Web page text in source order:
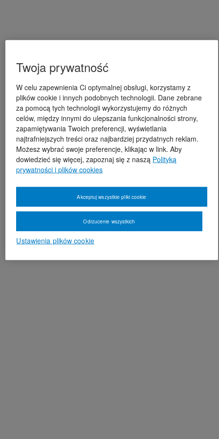
Twoja prywatność
W celu zapewnienia Ci optymalnej obsługi, korzystamy z
plików cookie i innych podobnych technologii. Dane zebrane
za pomocą tych technologii wykorzystujemy do różnych
celów, między innymi do ulepszania funkcjonalności strony,
zapamiętywania Twoich preferencji, wyświetlania
najtrafniejszych treści oraz najbardziej przydatnych reklam.
Możesz wybrać swoje preferencje, klikając w link. Aby
dowiedzieć się więcej, zapoznaj się z naszą Polityką
prywatności i plików cookies
Ustawienia plików cookie
Odrzucenie wszystkich
Akceptuj wszystkie pliki cookie